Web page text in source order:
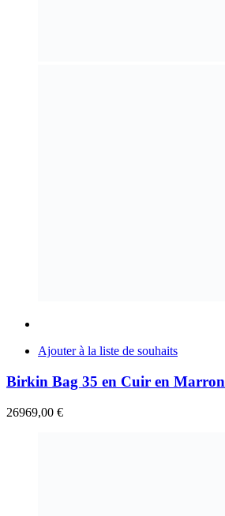
Ajouter à la liste de souhaits
Birkin Bag 35 en Cuir en Marron
26969,00 €